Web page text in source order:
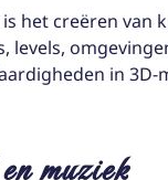
het creëren van
levels,
in
muziek